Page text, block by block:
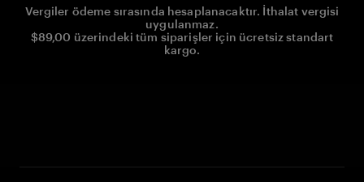
Vergiler ödeme sırasında hesaplanacaktır. İthalat vergisi
uygulanmaz.
$89,00 üzerindeki tüm siparişler için ücretsiz standart
kargo.